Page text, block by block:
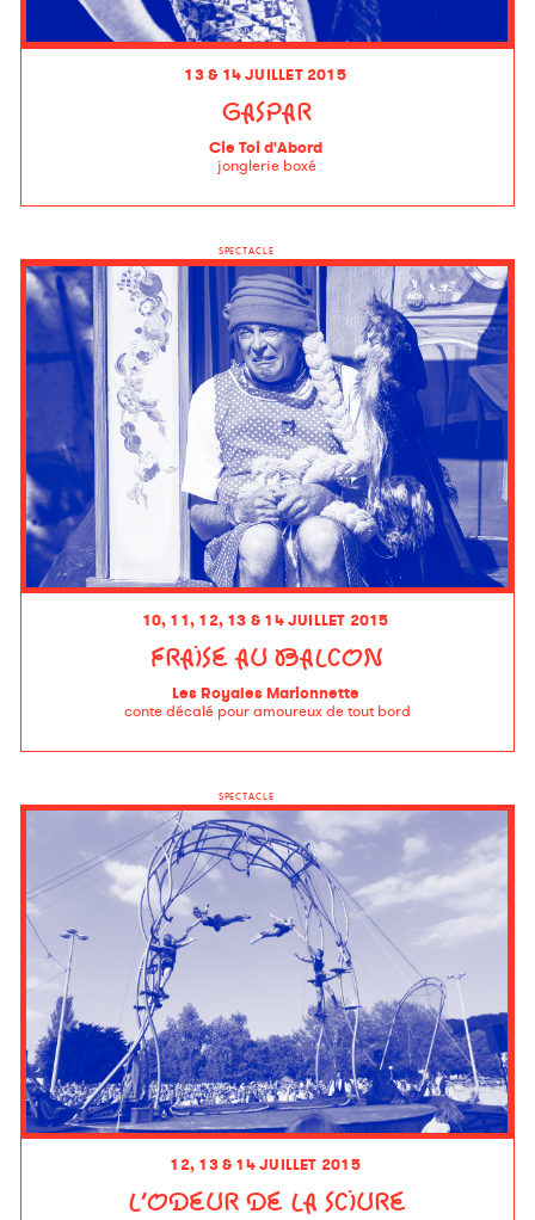
13 & 14 JUILLET 2015
GASPAR
Cie Toi d'Abord
jonglerie boxé
SPECTACLE
10, 11, 12, 13 & 14 JUILLET 2015
FRAISE AU BALCON
Les Royales Marionnette
conte décalé pour amoureux de tout bord
SPECTACLE
12, 13 & 14 JUILLET 2015
L’ODEUR DE LA SCIURE